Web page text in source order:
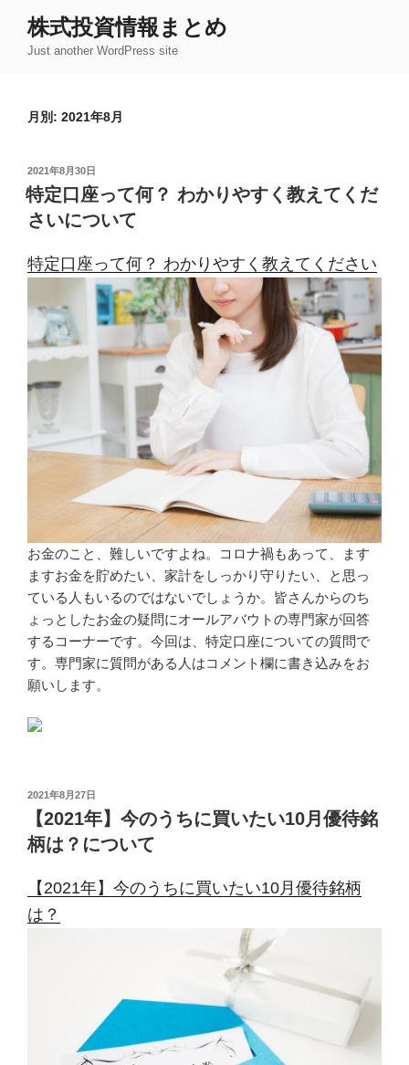
株式投資情報まとめ
Just another WordPress site
月別: 2021年8月
投
稿
日:
2021年8月30日
特定口座って何？ わかりやすく教えてくだ
さいについて
特定口座って何？ わかりやすく教えてください
お金のこと、難しいですよね。コロナ禍もあって、ます
ますお金を貯めたい、家計をしっかり守りたい、と思っ
ている人もいるのではないでしょうか。皆さんからのち
ょっとしたお金の疑問にオールアバウトの専門家が回答
するコーナーです。今回は、特定口座についての質問で
す。専門家に質問がある人はコメント欄に書き込みをお
願いします。
投
稿
日:
2021年8月27日
【2021年】今のうちに買いたい10月優待銘
柄は？について
【2021年】今のうちに買いたい10月優待銘柄
は？